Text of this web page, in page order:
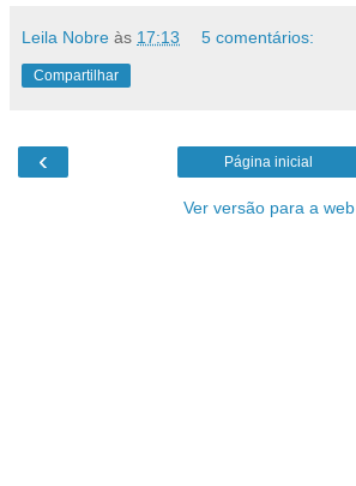
Leila Nobre às 17:13 5 comentários:
Compartilhar
‹ Página inicial
Ver versão para a web